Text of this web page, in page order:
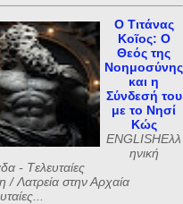
Ο Τιτάνας
Κοῖος: Ο
Θεός της
Νοημοσύνης
και η
Σύνδεσή του
με το Νησί
Κώς
ENGLISHΕλλ
ηνική
- Tελευταίες
/ Λατρεία στην Αρχαία